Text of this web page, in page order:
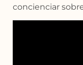
concienciar